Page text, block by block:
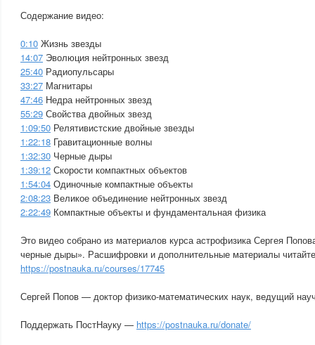
Содержание видео:
0:10 Жизнь звезды
14:07 Эволюция нейтронных звезд
25:40 Радиопульсары
33:27 Магнитары
47:46 Недра нейтронных звезд
55:29 Свойства двойных звезд
1:09:50 Релятивистские двойные звезды
1:22:18 Гравитационные волны
1:32:30 Черные дыры
1:39:12 Скорости компактных объектов
1:54:04 Одиночные компактные объекты
2:08:23 Великое объединение нейтронных звезд
2:22:49 Компактные объекты и фундаментальная физика
Это видео собрано из материалов курса астрофизика Сергея
черные дыры». Расшифровки и дополнительные материалы
https://postnauka.ru/courses/17745
Сергей Попов — доктор физико-математических наук, ведущий
Поддержать ПостНауку — https://postnauka.ru/donate/